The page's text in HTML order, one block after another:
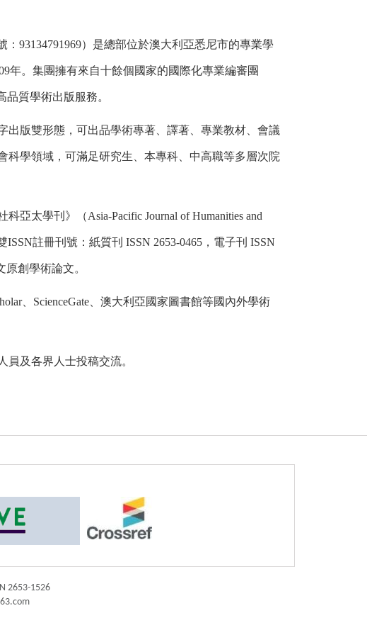
： 93134791969）是總部位於澳大利亞悉尼市的專業學
年。集團擁有來自十餘個國家的國際化專業編審團
質學術出版服務。
版雙形態，可出品學術專著、譯著、專業教材、會議
學領域，可滿足研究生、本專科、中高職等多層次院
科亞太學刊》（Asia-Pacific Journal of Humanities and
ISSN註冊刊號：紙質刊 ISSN 2653-0465，電子刊 ISSN
創學術論文。
、 ScienceGate、澳大利亞國家圖書館等國內外學術
及各界人士投稿交流。
2653-1526